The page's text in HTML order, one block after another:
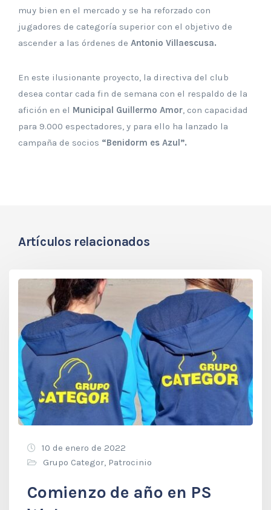
muy bien en el mercado y se ha reforzado con
jugadores de categoría superior con el objetivo de
ascender a las órdenes de Antonio Villaescusa.
En este ilusionante proyecto, la directiva del club
desea contar cada fin de semana con el respaldo de la
afición en el Municipal Guillermo Amor, con capacidad
para 9.000 espectadores, y para ello ha lanzado la
campaña de socios “Benidorm es Azul”.
Artículos relacionados
10 de enero de 2022
Grupo Categor Patrocinio
Comienzo de año en PS